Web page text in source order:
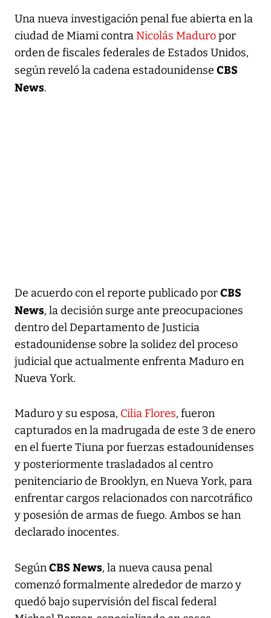
Una nueva investigación penal fue abierta en la
ciudad de Miami contraNicolás Maduropor
orden de fiscales federales de Estados Unidos,
según reveló la cadena estadounidense CBS
News.
De acuerdo con el reporte publicado porCBS
News, la decisión surge ante preocupaciones
dentro del Departamento de Justicia
estadounidense sobre la solidez del proceso
judicial que actualmente enfrenta Maduro en
Nueva York.
Maduro y su esposa, Cilia Flores, fueron
capturados en la madrugada de este 3 de enero
en el fuerte Tiuna por fuerzas estadounidenses
y posteriormente trasladados al centro
penitenciario de Brooklyn, en Nueva York, para
enfrentar cargos relacionados con narcotráfico
y posesión de armas de fuego. Ambos se han
declarado inocentes.
SegúnCBS News, la nueva causa penal
comenzó formalmente alrededor de marzo y
quedó bajo supervisión del fiscal federal